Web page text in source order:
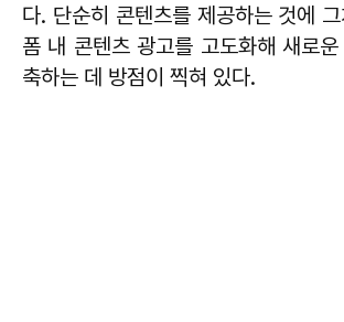
다. 단순히 콘텐츠를 제공하는 것에
폼 내 콘텐츠 광고를 고도화해 새로
축하는 데 방점이 찍혀 있다.